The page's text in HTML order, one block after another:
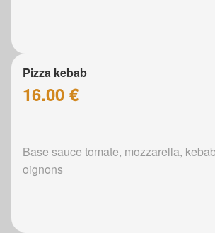
Pizza kebab
16.00 €
Base sauce tomate, mozzarella,
oignons